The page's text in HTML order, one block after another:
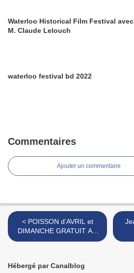
Waterloo Historical Film Festival avec
M. Claude Lelouch
waterloo festival bd 2022
Commentaires
Ajouter un commentaire
< POISSON d’AVRIL et
DIMANCHE GRATUIT AU
MUSEE HERGE
Hébergé par Canalblog